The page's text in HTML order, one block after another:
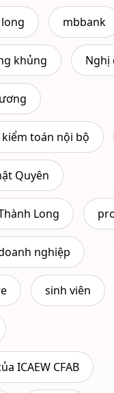
mbbank
khủng Nghị
toán nội bộ
Quyên
Long
nghiệp
sinh viên
ICAEW CFAB